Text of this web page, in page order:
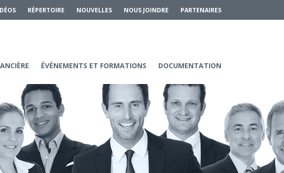
RÉPERTOIRE NOUVELLES NOUS JOINDRE PARTENAIRES
ÉVÉNEMENTS ET FORMATIONS DOCUMENTATION